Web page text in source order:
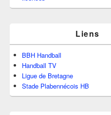
Liens
BBH Handball
Handball TV
Ligue de Bretagne
Stade Plabennécois HB